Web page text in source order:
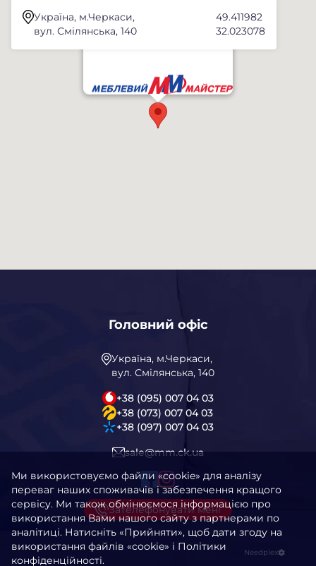
Україна, м.Черкаси,
вул. Смілянська, 140
49.411982
32.023078
Головний офіс
Україна, м.Черкаси,
вул. Смілянська, 140
+38 (095) 007 04 03
+38 (073) 007 04 03
+38 (097) 007 04 03
sale@mm.ck.ua
Зателефонувати мені
Needplex
Ми використовуємо файли «cookie» для аналізу
переваг наших споживачів і забезпечення кращого
сервісу. Ми також обмінюємося інформацією про
використання Вами нашого сайту з партнерами по
аналітиці. Натисніть «Прийняти», щоб дати згоду на
використання файлів «cookie» і Політики
конфіденційності.